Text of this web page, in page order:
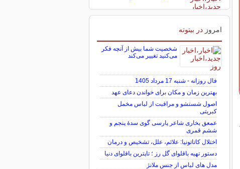
امروز در بیتوته
شخصیت شما بیش از آنچه فکر
می‌کنید تغییر می‌کند
فال روزانه - شنبه 17 مرداد 1405
بهترین زمان و مکان برای خواندن دعای عهد
اصول شستشو و مراقبت از لباس مخمل
کبریتی
عمعق بخاری شاعر پارسی گوی سدهٔ پنجم و
ششم قمری
اختلال کاتاتونیا: علائم، علل، تشخیص و درمان
دستور تهیه باقلوای گل رز ؛ تاپترین باقلوای دنیا
مدل های لباس از جنس ملانژ